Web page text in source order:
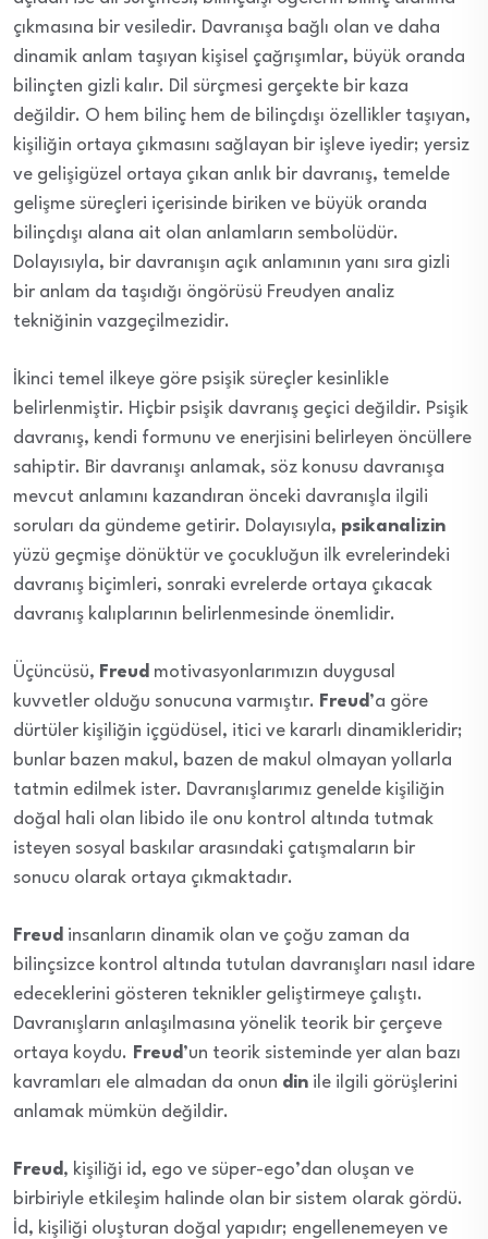
çıkmasına bir vesiledir. Davranışa bağlı olan ve daha
dinamik anlam taşıyan kişisel çağrışımlar, büyük oranda
bilinçten gizli kalır. Dil sürçmesi gerçekte bir kaza
değildir. O hem bilinç hem de bilinçdışı özellikler taşıyan,
kişiliğin ortaya çıkmasını sağlayan bir işleve iyedir; yersiz
ve gelişigüzel ortaya çıkan anlık bir davranış, temelde
gelişme süreçleri içerisinde biriken ve büyük oranda
bilinçdışı alana ait olan anlamların sembolüdür.
Dolayısıyla, bir davranışın açık anlamının yanı sıra gizli
bir anlam da taşıdığı öngörüsü Freudyen analiz
tekniğinin vazgeçilmezidir.
İkinci temel ilkeye göre psişik süreçler kesinlikle
belirlenmiştir. Hiçbir psişik davranış geçici değildir. Psişik
davranış, kendi formunu ve enerjisini belirleyen öncüllere
sahiptir. Bir davranışı anlamak, söz konusu davranışa
mevcut anlamını kazandıran önceki davranışla ilgili
soruları da gündeme getirir. Dolayısıyla, psikanalizin
yüzü geçmişe dönüktür ve çocukluğun ilk evrelerindeki
davranış biçimleri, sonraki evrelerde ortaya çıkacak
davranış kalıplarının belirlenmesinde önemlidir.
Üçüncüsü, Freud motivasyonlarımızın duygusal
kuvvetler olduğu sonucuna varmıştır. Freud ’a göre
dürtüler kişiliğin içgüdüsel, itici ve kararlı dinamikleridir;
bunlar bazen makul, bazen de makul olmayan yollarla
tatmin edilmek ister. Davranışlarımız genelde kişiliğin
doğal hali olan libido ile onu kontrol altında tutmak
isteyen sosyal baskılar arasındaki çatışmaların bir
sonucu olarak ortaya çıkmaktadır.
Freud insanların dinamik olan ve çoğu zaman da
bilinçsizce kontrol altında tutulan davranışları nasıl idare
edeceklerini gösteren teknikler geliştirmeye çalıştı.
Davranışların anlaşılmasına yönelik teorik bir çerçeve
ortaya koydu. Freud ’un teorik sisteminde yer alan bazı
kavramları ele almadan da onun din ile ilgili görüşlerini
anlamak mümkün değildir.
Freud , kişiliği id, ego ve süper-ego’dan oluşan ve
birbiriyle etkileşim halinde olan bir sistem olarak gördü.
İd, kişiliği oluşturan doğal yapıdır; engellenemeyen ve